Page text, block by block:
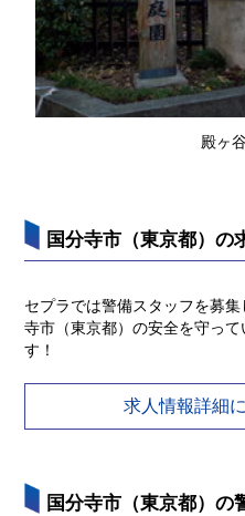
殿ヶ
国分寺市（東京都）の
セプラでは警備スタッフを募
寺市（東京都）の安全を守っ
す！
求人情報詳細
国分寺市（東京都）の